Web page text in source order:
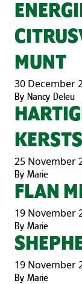
MUNT
30 December
By Nancy Deleu
25 November
By Marie
FLAN
19 November
By Marie
19 November
By Marie